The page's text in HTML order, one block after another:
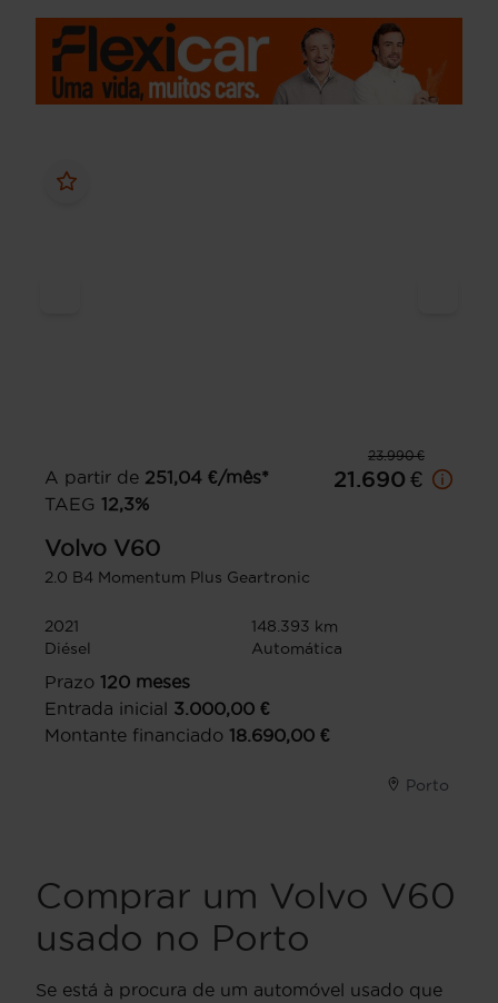
23.990 €
A partir de 251,04 €/mês*
TAEG 12,3%
21.690 €
Volvo V60
2.0 B4 Momentum Plus Geartronic
2021
148.393 km
Diésel
Automática
Prazo 120 meses
Entrada inicial 3.000,00 €
Montante financiado 18.690,00 €
Porto
Comprar um Volvo V60
usado no Porto
Se está à procura de um automóvel usado que